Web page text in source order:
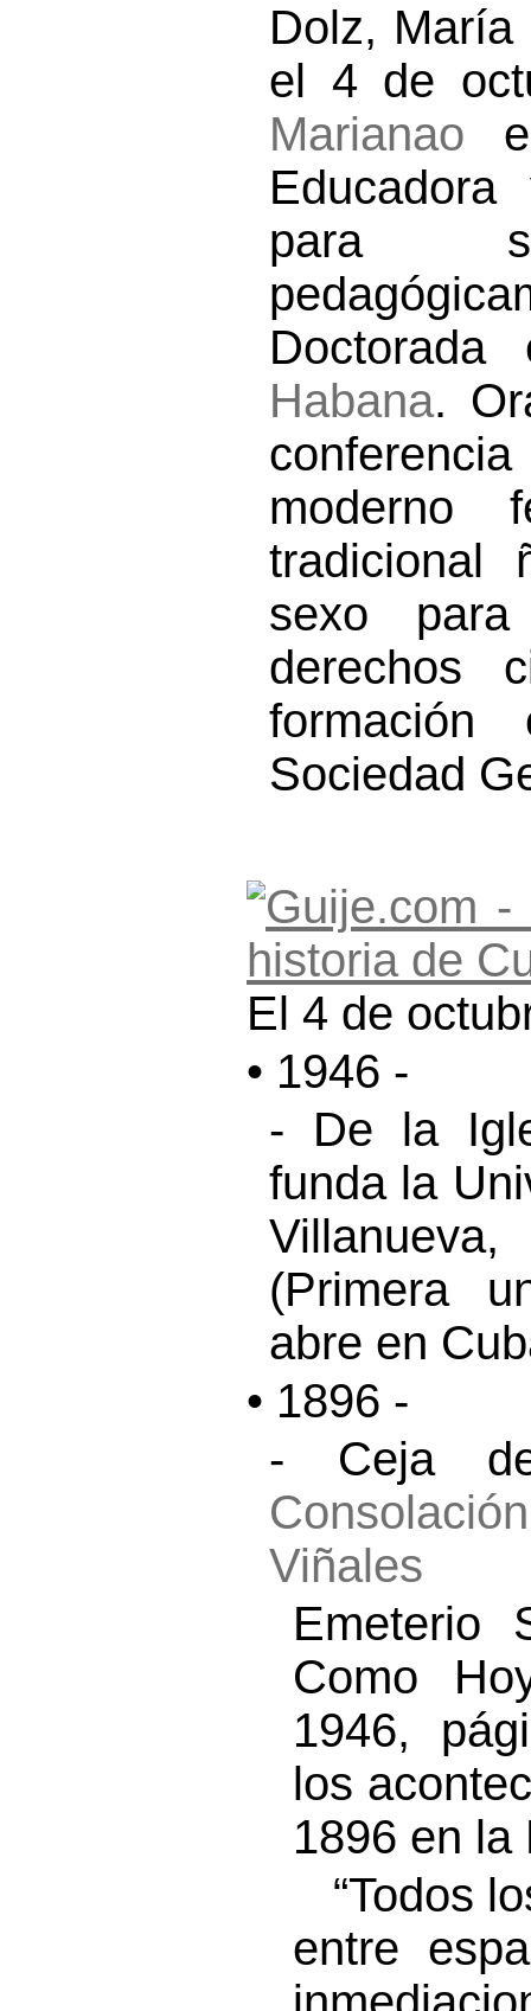
Dolz, María
el 4 de
Marianao
para
Habana.
moderno
tradicional
sexo
derechos
Sociedad
El 4 de
• 1946 -
- De la
funda la
(Primera
abre en
• 1896 -
- Ceja
Viñales
Emeterio
Como
1946,
los
1896 en la
“Todos
entre